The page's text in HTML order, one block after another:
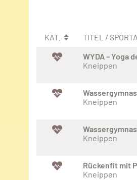
KAT. TITEL /
WYDA – Yoga
Kneippen
Kneippen
Kneippen
Rückenfit mit
Kneippen